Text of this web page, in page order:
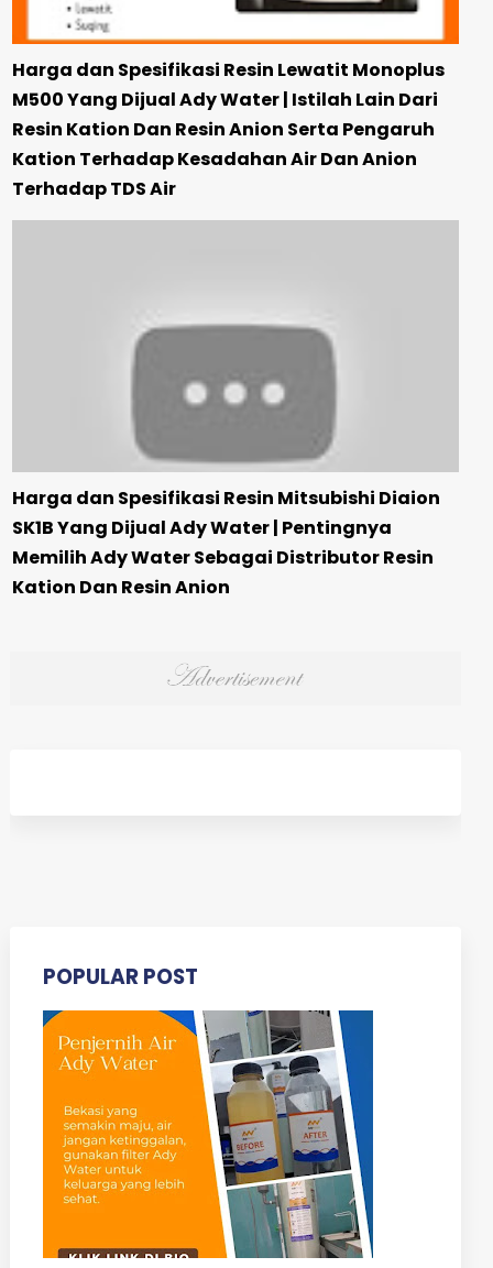
Harga dan Spesifikasi Resin Lewatit Monoplus
M500 Yang Dijual Ady Water | Istilah Lain Dari
Resin Kation Dan Resin Anion Serta Pengaruh
Kation Terhadap Kesadahan Air Dan Anion
Terhadap TDS Air
Harga dan Spesifikasi Resin Mitsubishi Diaion
SK1B Yang Dijual Ady Water | Pentingnya
Memilih Ady Water Sebagai Distributor Resin
Kation Dan Resin Anion
POPULAR POST